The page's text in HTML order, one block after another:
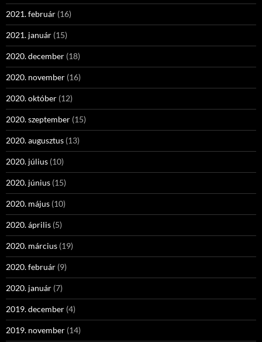
2021. február (16)
2021. január (15)
2020. december (18)
2020. november (16)
2020. október (12)
2020. szeptember (15)
2020. augusztus (13)
2020. július (10)
2020. június (15)
2020. május (10)
2020. április (5)
2020. március (19)
2020. február (9)
2020. január (7)
2019. december (4)
2019. november (14)